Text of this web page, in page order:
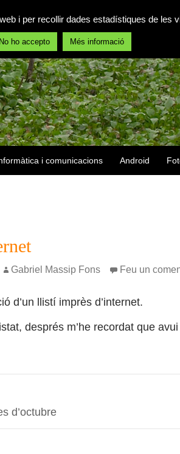
i comunicacions Android
Gabriel Massip Fons Feu un
d’un llistí imprès d’internet.
després m’he recordat que
d’octubre
i per recollir dades estadístiques de les
No ho accepto Més informació